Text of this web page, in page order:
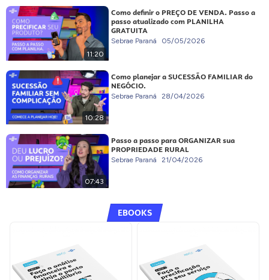
11:20
Como definir o PREÇO DE VENDA. Passo a
passo atualizado com PLANILHA
GRATUITA
Sebrae Paraná 05/05/2026
10:28
Como planejar a SUCESSÃO FAMILIAR do
NEGÓCIO.
Sebrae Paraná 28/04/2026
07:43
Passo a passo para ORGANIZAR sua
PROPRIEDADE RURAL
Sebrae Paraná 21/04/2026
EBOOKS